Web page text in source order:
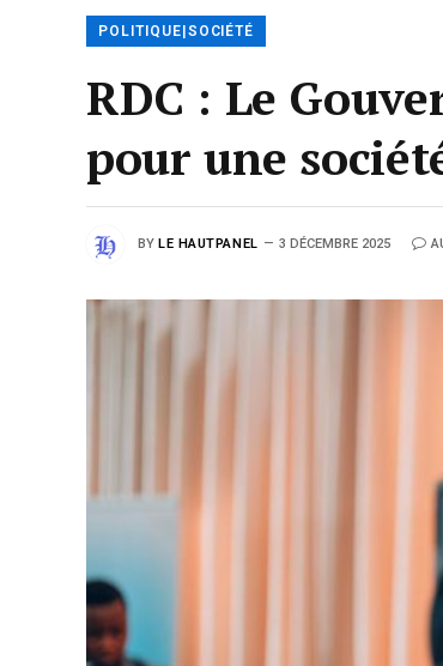
POLITIQUE|SOCIÉTÉ
RDC : Le
pour une
BY LE HAUTPANEL 3 DÉCEMBRE 2025